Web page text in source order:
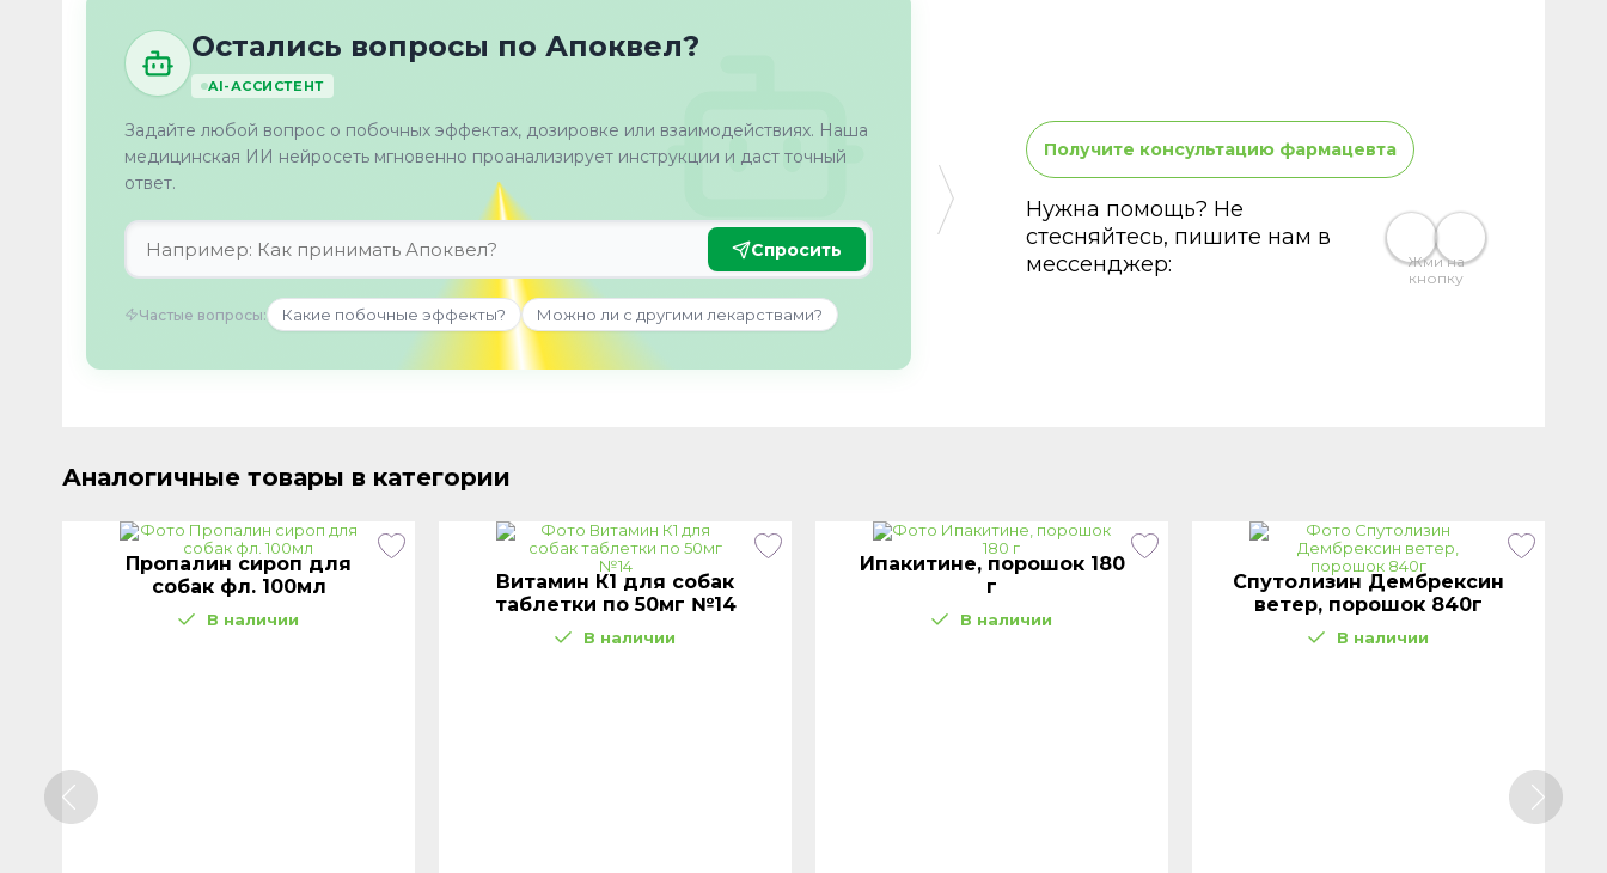
Остались вопросы по Апоквел?
AI-АССИСТЕНТ
Задайте любой вопрос о побочных эффектах, дозировке или взаимодействиях. Наша
медицинская ИИ нейросеть мгновенно проанализирует инструкции и даст точный
ответ.
Спросить
Частые вопросы: Какие побочные эффекты? Можно ли с другими лекарствами?
Получите консультацию фармацевта
Нужна помощь? Не
стесняйтесь, пишите нам в
мессенджер:
Жми на
кнопку
Аналогичные товары в категории
Пропалин сироп для
собак фл. 100мл
В наличии
Витамин К1 для собак
таблетки по 50мг №14
В наличии
Ипакитине, порошок 180
г
В наличии
Спутолизин Дембрексин
ветер, порошок 840г
В наличии